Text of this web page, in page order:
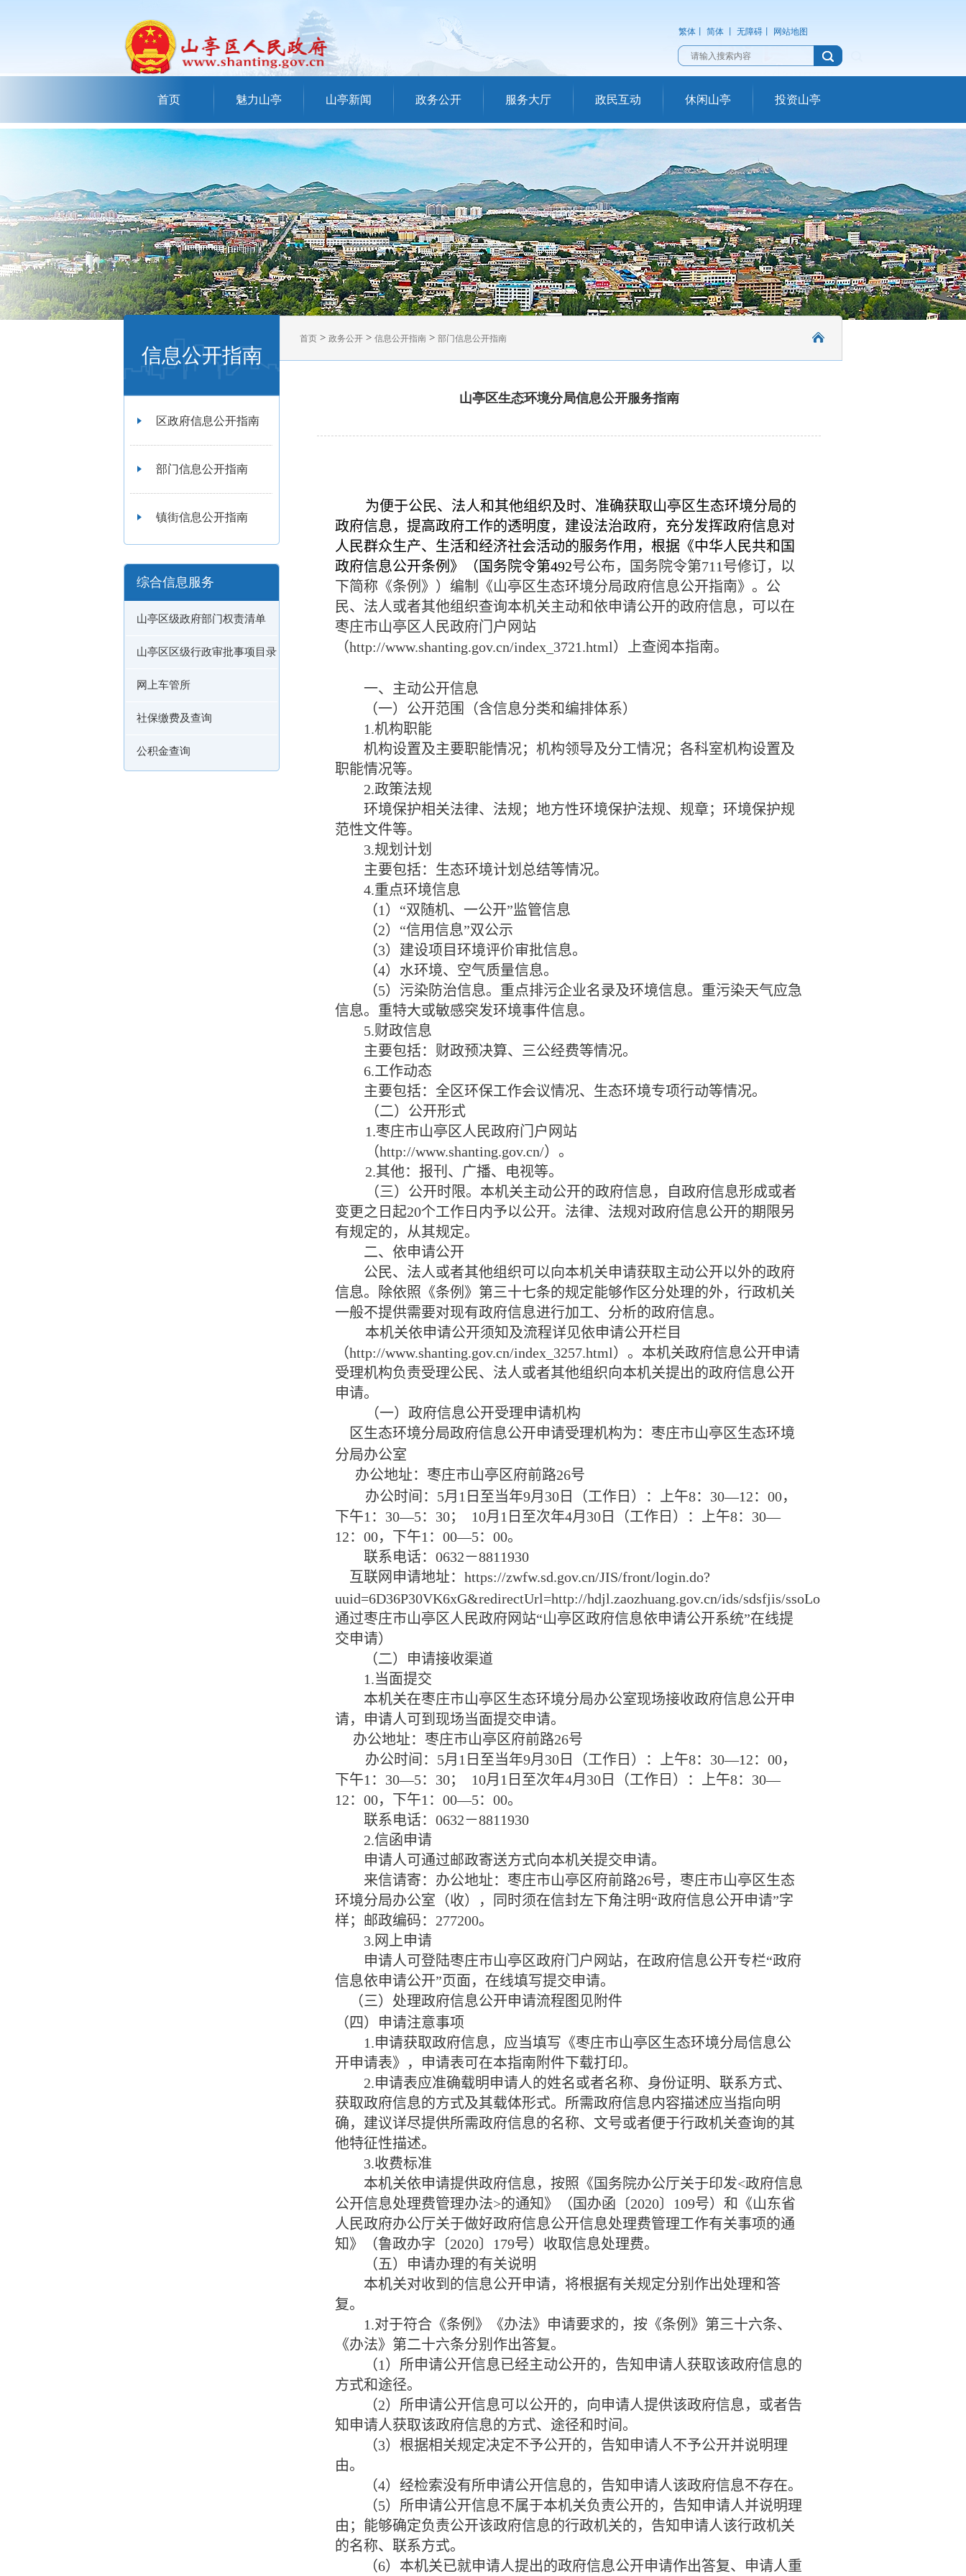
繁体 简体 无障碍 网站地图
首页 魅力山亭 山亭新闻 政务公开 服务大厅 政民互动 休闲山亭 投资山亭
信息公开指南
区政府信息公开指南
部门信息公开指南
镇街信息公开指南
综合信息服务
山亭区级政府部门权责清单
山亭区区级行政审批事项目录
网上车管所
社保缴费及查询
公积金查询
首页 > 政务公开 > 信息公开指南 > 部门信息公开指南
山亭区生态环境分局信息公开服务指南
为便于公民、法人和其他组织及时、准确获取山亭区生态环境分局的
政府信息，提高政府工作的透明度，建设法治政府，充分发挥政府信息对
人民群众生产、生活和经济社会活动的服务作用，根据《中华人民共和国
政府信息公开条例》（国务院令第492号公布，国务院令第711号修订，以
下简称《条例》）编制《山亭区生态环境分局政府信息公开指南》。公
民、法人或者其他组织查询本机关主动和依申请公开的政府信息，可以在
枣庄市山亭区人民政府门户网站
（http://www.shanting.gov.cn/index_3721.html）上查阅本指南。
一、主动公开信息
（一）公开范围（含信息分类和编排体系）
1.机构职能
机构设置及主要职能情况；机构领导及分工情况；各科室机构设置及
职能情况等。
2.政策法规
环境保护相关法律、法规；地方性环境保护法规、规章；环境保护规
范性文件等。
3.规划计划
主要包括：生态环境计划总结等情况。
4.重点环境信息
（1）“双随机、一公开”监管信息
（2）“信用信息”双公示
（3）建设项目环境评价审批信息。
（4）水环境、空气质量信息。
（5）污染防治信息。重点排污企业名录及环境信息。重污染天气应急
信息。重特大或敏感突发环境事件信息。
5.财政信息
主要包括：财政预决算、三公经费等情况。
6.工作动态
主要包括：全区环保工作会议情况、生态环境专项行动等情况。
（二）公开形式
1.枣庄市山亭区人民政府门户网站
（http://www.shanting.gov.cn/）。
2.其他：报刊、广播、电视等。
（三）公开时限。本机关主动公开的政府信息，自政府信息形成或者
变更之日起20个工作日内予以公开。法律、法规对政府信息公开的期限另
有规定的，从其规定。
二、依申请公开
公民、法人或者其他组织可以向本机关申请获取主动公开以外的政府
信息。除依照《条例》第三十七条的规定能够作区分处理的外，行政机关
一般不提供需要对现有政府信息进行加工、分析的政府信息。
本机关依申请公开须知及流程详见依申请公开栏目
（http://www.shanting.gov.cn/index_3257.html）。本机关政府信息公开申请
受理机构负责受理公民、法人或者其他组织向本机关提出的政府信息公开
申请。
（一）政府信息公开受理申请机构
区生态环境分局政府信息公开申请受理机构为：枣庄市山亭区生态环境
分局办公室
办公地址：枣庄市山亭区府前路26号
办公时间： 5月 1 日至当年9月 30 日（工作日）：上午8： 30—12：00，
下午1 ： 30—5： 30； 10月 1 日至次年4月 30 日（工作日）：上午8： 30—
12： 00，下午1 ： 00—5： 00。
联系电话： 0632－8811930
互联网申请地址： https://zwfw.sd.gov.cn/JIS/front/login.do?
uuid=6D36P30VK6xG&redirectUrl=http://hdjl.zaozhuang.gov.cn/ids/sdsfjis/
通过枣庄市山亭区人民政府网站“山亭区政府信息依申请公开系统”在线提
交申请）
（二）申请接收渠道
1.当面提交
本机关在枣庄市山亭区生态环境分局办公室现场接收政府信息公开申
请，申请人可到现场当面提交申请。
办公地址：枣庄市山亭区府前路26号
办公时间： 5月 1 日至当年9月 30 日（工作日）：上午8： 30—12：00，
下午1 ： 30—5： 30； 10月 1 日至次年4月 30 日（工作日）：上午8： 30—
12： 00，下午1 ： 00—5： 00。
联系电话： 0632－8811930
2.信函申请
申请人可通过邮政寄送方式向本机关提交申请。
来信请寄：办公地址：枣庄市山亭区府前路26号，枣庄市山亭区生态
环境分局办公室（收），同时须在信封左下角注明“政府信息公开申请”字
样；邮政编码： 277200。
3.网上申请
申请人可登陆枣庄市山亭区政府门户网站，在政府信息公开专栏“政府
信息依申请公开”页面，在线填写提交申请。
（三）处理政府信息公开申请流程图见附件
（四）申请注意事项
1.申请获取政府信息，应当填写《枣庄市山亭区生态环境分局信息公
开申请表》，申请表可在本指南附件下载打印。
2.申请表应准确载明申请人的姓名或者名称、身份证明、联系方式、
获取政府信息的方式及其载体形式。所需政府信息内容描述应当指向明
确，建议详尽提供所需政府信息的名称、文号或者便于行政机关查询的其
他特征性描述。
3.收费标准
本机关依申请提供政府信息，按照《国务院办公厅关于印发<政府信息
公开信息处理费管理办法>的通知》（国办函〔2020〕 109号）和《山东省
人民政府办公厅关于做好政府信息公开信息处理费管理工作有关事项的通
知》（鲁政办字〔2020〕 179号）收取信息处理费。
（五）申请办理的有关说明
本机关对收到的信息公开申请，将根据有关规定分别作出处理和答
复。
1.对于符合《条例》《办法》申请要求的，按《条例》第三十六条、
《办法》第二十六条分别作出答复。
（1）所申请公开信息已经主动公开的，告知申请人获取该政府信息的
方式和途径。
（2）所申请公开信息可以公开的，向申请人提供该政府信息，或者告
知申请人获取该政府信息的方式、途径和时间。
（3）根据相关规定决定不予公开的，告知申请人不予公开并说明理
由。
（4）经检索没有所申请公开信息的，告知申请人该政府信息不存在。
（5）所申请公开信息不属于本机关负责公开的，告知申请人并说明理
由；能够确定负责公开该政府信息的行政机关的，告知申请人该行政机关
的名称、联系方式。
（6）本机关已就申请人提出的政府信息公开申请作出答复、申请人重